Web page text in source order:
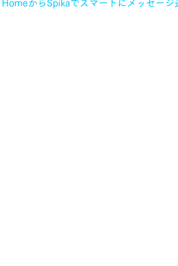
からSpikaでスマートにメッセージ